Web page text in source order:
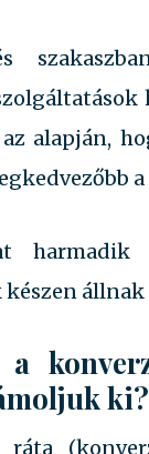
alapján,
harmadik
állnak
ki?
ráta